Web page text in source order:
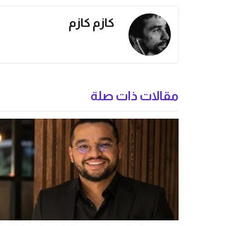
كازم كازم
مقالات ذات صلة